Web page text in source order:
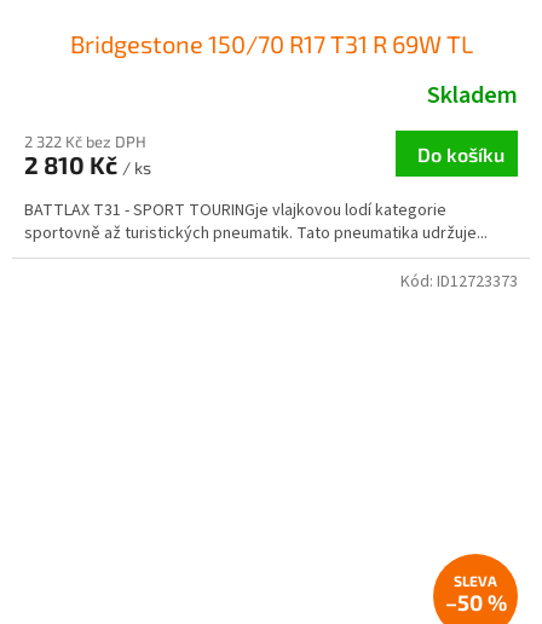
Bridgestone 150/70 R17 T31 R 69W TL
Skladem
2 322 Kč bez DPH
2 810 Kč / ks
Do košíku
BATTLAX T31 - SPORT TOURINGje vlajkovou lodí kategorie
sportovně až turistických pneumatik. Tato pneumatika udržuje...
–50 %
Kód: ID12723373